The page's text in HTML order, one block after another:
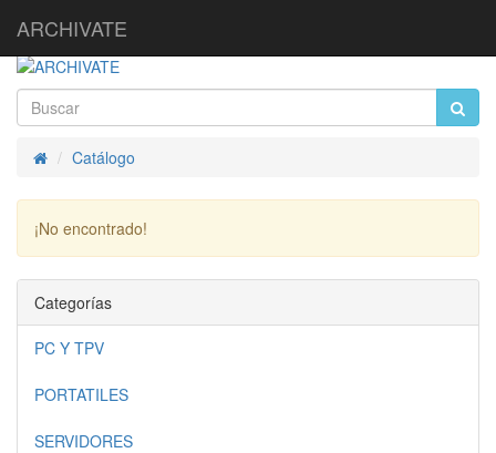
ARCHIVATE
InicioCatálogo
¡No encontrado!
Categorías
PC Y TPV
PORTATILES
SERVIDORES